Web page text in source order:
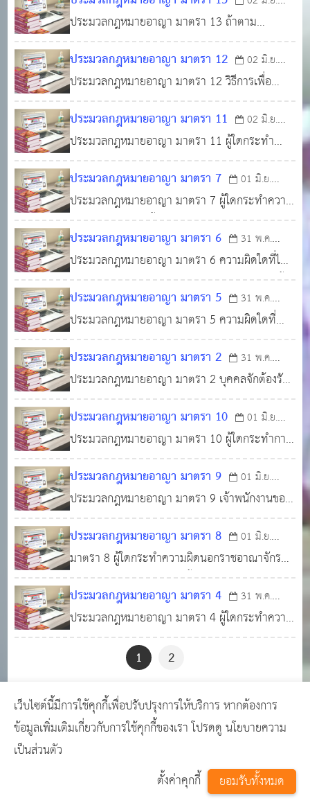
บทบัญญัติของกฎหมายที่บัญญัติในภายหลัง
เปลี่ยนแปลงเงื่อนไขที่จะสั่งให้มีการใช้บังคับวิธีการ
เพื่อความปลอดภัยนั้นไป ซึ่งเป็นผลอันไม่อาจนำมา
ใช้บังคับแก่กรณีของผู้นั้นได้ ห
2566
0 1,286
ประมวลกฎหมายอาญา มาตรา 13 ถ้าตาม
บทบัญญัติของกฎหมายที่บัญญัติในภายหลังได้มีการ
ยกเลิกวิธีการเพื่อความปลอดภัยใด และถ้าผู้ใดถูกใช้
บังคับวิธีการเพื่อความปลอดภัยนั้นอยู่ ก็ให้ศาลสั่ง
ระงับการใช้บังคับวิธีการเพื่อความปลอดภัยนั้นเสีย
เมื่อสำนวนความปรากฏแก่ศาล หรือเ
ประมวลกฎหมายอาญา มาตรา 12
02 มิ.ย.
2566
0 1,196
ประมวลกฎหมายอาญา มาตรา 12 วิธีการเพื่อ
ความปลอดภัยจะใช้บังคับแก่บุคคลใดได้ก็ต่อเมื่อมี
บทบัญญัติแห่งกฎหมายให้ใช้บังคับได้เท่านั้น และ
กฎหมายที่จะใช้บังคั บนั้น ให้ใช้กฎหมายในขณะที่
ศาลพิพากษา
ประมวลกฎหมายอาญา มาตรา 11
02 มิ.ย.
2566
0 1,454
ประมวลกฎหมายอาญา มาตรา 11 ผู้ใดกระทำ
ความผิดในราชอาณาจักร หรือกระทำความผิดที่
ประมวลกฎหมายนี้ถือว่าได้กระทำในราชอาณาจักร
ถ้าผู้นั้นได้รับโทษสำหรับการกระทำนั้นตามคำ
พิพากษาของศาลในต่างประเทศมาแล้วทั้งหมด
หรือแต่บางส่วน ศาลจะลงโทษน้อยกว่าที่กฎหมาย
กำหนดไว้สำหรั
ประมวลกฎหมายอาญา มาตรา 7
01 มิ.ย.
2566
0 1,681
ประมวลกฎหมายอาญา มาตรา 7 ผู้ใดกระทำความ
ผิดดังระบุไว้ต่อไปนี้นอกราชอาณาจักรจะต้องรับ
โทษในราชอาณาจักร คือ (1) ความผิดเกี่ยวกับ
ความมั่นคงแห่งราชอาณาจักร ตามที่บัญญัติไว้ใน
มาตรา 107 ถึงมาตรา 129 (2) ความผิดเกี่ยวกับ
การปลอมและการแปลง ตามที่บัญญัติไว้ในมาตรา
24
ประมวลกฎหมายอาญา มาตรา 6
31 พ.ค.
2566
0 1,194
ประมวลกฎหมายอาญา มาตรา 6 ความผิดใดที่ได้
กระทำในราชอาณาจักรหรือที่ประมวลกฎหมายนี้
ถือว่าได้กระทำในราชอาณาจักร แม้การกระทำของ
ผู้เป็นตัวการด้วยกัน ของผู้สนับสนุน หรือของผู้ใช้ให้
กระทำความผิดนั้นจะได้กระทำนอกราชอาณาจักร
ประมวลกฎหมายอาญา มาตรา 5
31 พ.ค.
2566
0 1,268
ประมวลกฎหมายอาญา มาตรา 5 ความผิดใดที่
การกระทำแม้แต่ส่วนหนึ่งส่วนใดได้กระทำในราช
อาณาจักรก็ดี ผลแห่งการกระทำเกิดในราช
อาณาจักร โดยผู้กระทำประสงค์ให้ผลนั้นเกิดในราช
อาณาจักร หรือโดยลักษณะแห่งการกระทำ
ประมวลกฎหมายอาญา มาตรา 2
31 พ.ค.
2566
0 1,335
ประมวลกฎหมายอาญา มาตรา 2 บุคคลจักต้องรับ
โทษในทางอาญาต่อเมื่อได้กระทำการอันกฎหมายที่
ใช้ในขณะกระทำนั้นบัญญัติเป็นความผิดและ
กำหนดโทษไว้ และโทษที่จะลงแก่ผู้กระทำความผิด
นั้น ต้องเป็นโทษที่บัญญัติไว้ในกฎหมาย ถ้าตาม
บทบัญญัติของกฎหมายที่บัญญัติในภายหลัง การก
ระทำเ
ประมวลกฎหมายอาญา มาตรา 10
01 มิ.ย.
2566
0 1,322
ประมวลกฎหมายอาญา มาตรา 10 ผู้ใดกระทำการ
นอกราชอาณาจักรซึ่งเป็นความผิดตามมาตราต่าง ๆ
ที่ระบุไว้ในมาตรา 7 (2) และ (3) มาตรา 8 และ
มาตรา 9 ห้ามมิให้ลงโทษผู้นั้นในราชอาณาจักร
เพราะการกระทำนั้นอีก ถ้า (1) ได้มีคำพิพากษา
ของศาลในต่างประเทศอันถึงที่สุดให้ปล่อยตัวผู้
ประมวลกฎหมายอาญา มาตรา 9
01 มิ.ย.
2566
0 1,325
ประมวลกฎหมายอาญา มาตรา 9 เจ้าพนักงานของ
รัฐบาลไทยกระทำความผิดตามที่บัญญัติไว้ใน
มาตรา 147 ถึงมาตรา 166 และมาตรา 200 ถึง
มาตรา 205 นอกราชอาณาจักร จะต้องรับโทษใน
ราชอาณาจักร
ประมวลกฎหมายอาญา มาตรา 8
01 มิ.ย.
2566
0 1,386
มาตรา 8 ผู้ใดกระทำความผิดนอกราชอาณาจักร
และ (ก) ผู้กระทำความผิดนั้นเป็นคนไทย และ
รัฐบาลแห่งประเทศที่ความผิดได้เกิดขึ้น หรือผู้เสีย
หายได้ร้องขอให้ลงโทษ หรือ (ข) ผู้กระทำความผิด
นั้นเป็นคนต่างด้าว และรัฐบาลไทยหรือคนไทยเป็นผู้
เสียหาย และผู้เสียหายได้ร้องขอให้ล
ประมวลกฎหมายอาญา มาตรา 4
31 พ.ค.
2566
0 1,566
ประมวลกฎหมายอาญา มาตรา 4 ผู้ใดกระทำความ
ผิดในราชอาณาจักร ต้องรับโทษตามกฎหมาย การก
ระทำความผิดในเรือไทยหรืออากาศยานไทย ไม่ว่า
อาณาจักร
1 2
Copyright © 2024เว็บไซต์คนท้องถิ่นGCMS
Version 14.0.1 designed by เว็บไซต์สำเร็จรูป เว็บ
0.0324วินาที (7quries.)
เว็บไซต์นี้มีการใช้คุกกี้เพื่อปรับปรุงการให้บริการ หากต้องการ
ข้อมูลเพิ่มเติมเกี่ยวกับการใช้คุกกี้ของเรา โปรดดูนโยบายความ
เป็นส่วนตัว
ตั้งค่าคุกกี้
ยอมรับทั้งหมด